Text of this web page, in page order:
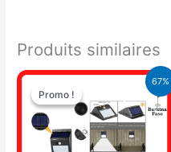
Produits similaires
67%
Promo !
Promo !
Le
prix
initial
était :
10.500 CFA.
Le
actuel
est :
3.500 CFA.